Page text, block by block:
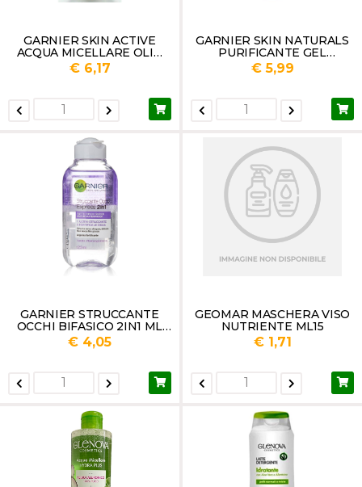
GARNIER SKIN ACTIVE
ACQUA MICELLARE OLIO
BIFASE ML.400
€ 6,17
GARNIER SKIN NATURALS
PURIFICANTE GEL
DETERGENTE DISPENSER
ML 200
€ 5,99
GARNIER STRUCCANTE
OCCHI BIFASICO 2IN1 ML
125
€ 4,05
GEOMAR MASCHERA VISO
NUTRIENTE ML15
€ 1,71